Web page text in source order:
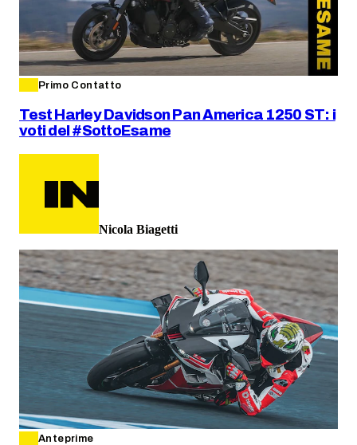
Primo Contatto
Test Harley Davidson Pan America 1250 ST: i
voti del #SottoEsame
Nicola Biagetti
Anteprime